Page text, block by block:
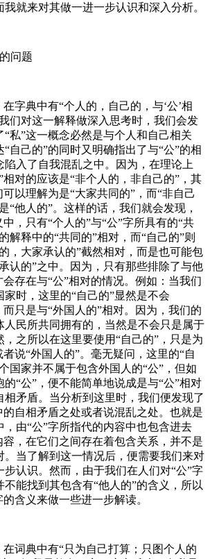
就来对其做一进一步认识和深入分析。
问题
字典中有“个人的，自己的，与‘公’相
们对这一解释做深入思考时，我们会发
私”这一概念必然是与个人和自己相关
自己的”的同时又明确指出了与“公”的相
陷入了自我混乱之中。因为，在理论上
相对的应该是“非个人的，非自己的”，其
以理解为是“大家共同的”，而“非自己
“他人的”。这样的话，我们就会发现，
，只有“个人的”与“公”字所具有的“共
解释中的“共同的”相对，而“自己的”则
，大家承认的”截然相对，而是也可能包
认的”之中。因为，只有那些排除了与他
会存在与“公”相对的情况。例如：当我们
时，这里的“自己的”显然是不会
只是与“外国人的”相对。因为，我们的
人民所共同拥有的，当然是不会只是属于
之所以在这里要使用“自己的”，只是为
说“外国人的”。毫无疑问，这里的“自
国家并不属于包含外国人的“公”，但如
“公”，便不能简单地说成是与“公”相对
相矛盾。当分析到这里时，我们便发现了
的自相矛盾之处或者说混乱之处。也就是
由“公”字所指代的内容中也包含进去
容，在它们之间存在着包含关系，并不是
。当了解到这一情况后，便需要我们来对
认识。然而，由于我们在人们对“公”字
能找到其包含有“他人的”的含义，所以
含义来做一些进一步解读。
在词典中有“只为自己打算；只图个人的